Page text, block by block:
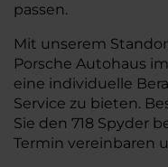
passen.
Mit unserem
Porsche Autohaus
eine individuelle
Service zu bieten.
Sie den 718 Spyder
Termin vereinbaren